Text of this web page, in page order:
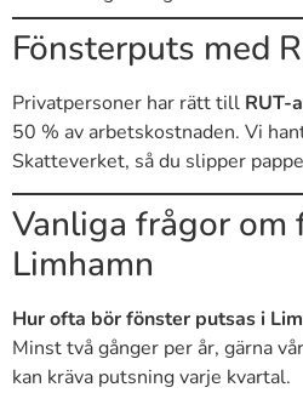
Fönsterputs med
Privatpersoner har rätt till RUT-
50 % av arbetskostnaden. Vi
Skatteverket, så du slipper
Vanliga frågor om
Limhamn
Hur ofta bör fönster putsas i
Minst två gånger per år, gärna
kan kräva putsning varje kvartal.